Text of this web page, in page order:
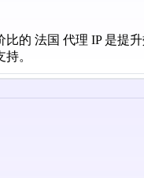
的 法国 代理 IP 是提
。